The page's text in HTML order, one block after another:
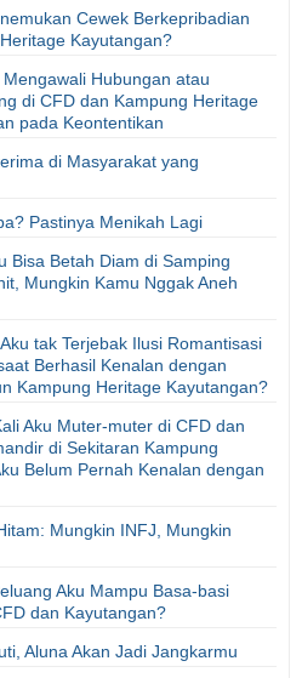
Cewek Berkepribadian
Kayutangan?
Hubungan atau
di CFD dan Kampung Heritage
pada Keontentikan
di Masyarakat yang
Pastinya Menikah Lagi
Bisa Betah Diam di Samping
Mungkin Kamu Nggak Aneh
tak Terjebak Ilusi Romantisasi
Berhasil Kenalan dengan
Kampung Heritage Kayutangan?
Aku Muter-muter di CFD dan
di Sekitaran Kampung
Belum Pernah Kenalan dengan
Mungkin INFJ, Mungkin
Aku Mampu Basa-basi
dan Kayutangan?
Aluna Akan Jadi Jangkarmu